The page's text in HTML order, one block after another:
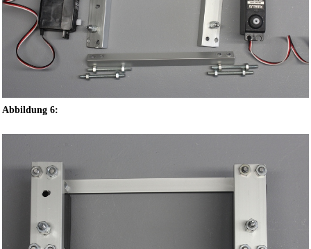
Abbildung 6: